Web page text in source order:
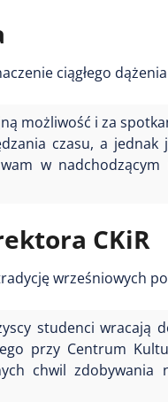
ciągłego
możliwość i za
czasu, a
w
CKiR
wrześniowych
studenci wracają
przy Centrum
chwil